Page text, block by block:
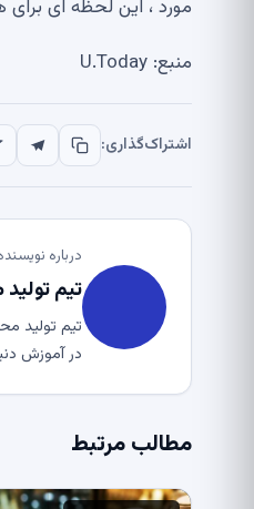
مورد ، این لحظه ای
منبع: U.Today
اشتراک‌گذاری:
درباره
تیم تولید
تیم تولید
در آموزش
مطالب مرتبط